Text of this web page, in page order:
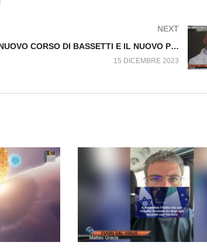
NEXT
IL NUOVO CORSO DI BASSETTI E IL NUOVO PRESIDENTE DELLA CORTE. Fuori dal Virus n.885.SP
15 DICEMBRE 2023